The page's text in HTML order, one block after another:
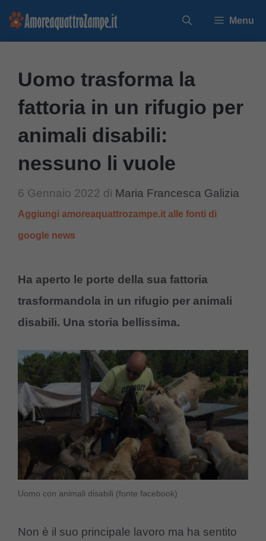
Vai
Menu
Uomo trasforma la
fattoria in un rifugio per
animali disabili:
nessuno li vuole
6 Gennaio 2022 di Maria Francesca Galizia
Aggiungi amoreaquattrozampe.it alle fonti di
google news
Ha aperto le porte della sua fattoria
trasformandola in un rifugio per animali
disabili. Una storia bellissima.
Uomo con animali disabili (fonte facebook)
Non è il suo principale lavoro ma ha sentito